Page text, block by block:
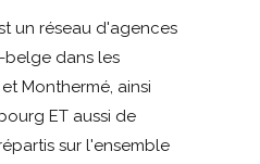
un réseau d'agences
belge dans les
Monthermé, ainsi
ET aussi de
sur l'ensemble